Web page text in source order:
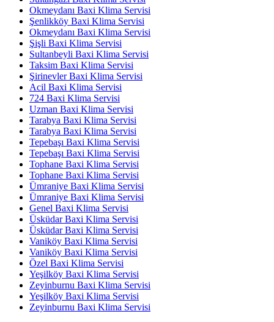
Okmeydanı Baxi Klima Servisi
Şenlikköy Baxi Klima Servisi
Okmeydanı Baxi Klima Servisi
Şişli Baxi Klima Servisi
Sultanbeyli Baxi Klima Servisi
Taksim Baxi Klima Servisi
Şirinevler Baxi Klima Servisi
Acil Baxi Klima Servisi
724 Baxi Klima Servisi
Uzman Baxi Klima Servisi
Tarabya Baxi Klima Servisi
Tarabya Baxi Klima Servisi
Tepebaşı Baxi Klima Servisi
Tepebaşı Baxi Klima Servisi
Tophane Baxi Klima Servisi
Tophane Baxi Klima Servisi
Ümraniye Baxi Klima Servisi
Ümraniye Baxi Klima Servisi
Genel Baxi Klima Servisi
Üsküdar Baxi Klima Servisi
Üsküdar Baxi Klima Servisi
Vaniköy Baxi Klima Servisi
Vaniköy Baxi Klima Servisi
Özel Baxi Klima Servisi
Yeşilköy Baxi Klima Servisi
Zeyinburnu Baxi Klima Servisi
Yeşilköy Baxi Klima Servisi
Zeyinburnu Baxi Klima Servisi